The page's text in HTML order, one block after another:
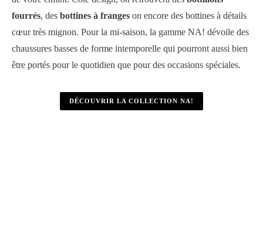
fourrés, des bottines à franges on encore des bottines à détails
cœur très mignon. Pour la mi-saison, la gamme NA! dévoile des
chaussures basses de forme intemporelle qui pourront aussi bien
être portés pour le quotidien que pour des occasions spéciales.
DÉCOUVRIR LA COLLECTION NA!